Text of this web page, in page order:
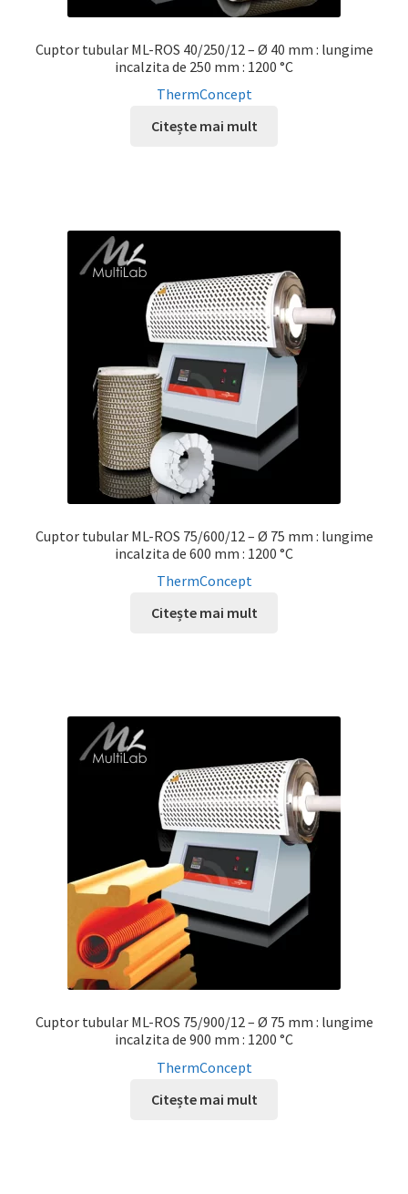
Cuptor tubular ML-ROS 40/250/12 – Ø 40 mm : lungime
incalzita de 250 mm : 1200 °C
ThermConcept
Citește mai mult
Cuptor tubular ML-ROS 75/600/12 – Ø 75 mm : lungime
incalzita de 600 mm : 1200 °C
ThermConcept
Citește mai mult
Cuptor tubular ML-ROS 75/900/12 – Ø 75 mm : lungime
incalzita de 900 mm : 1200 °C
ThermConcept
Citește mai mult